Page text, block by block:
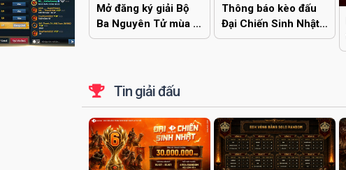
Mở đăng ký giải Bộ
Ba Nguyên Tử mùa 2
(3vs3 Đời 4 Không
Thông báo kèo đấu
Đại Chiến Sinh Nhật
EGOPLAY
Tin giải đấu